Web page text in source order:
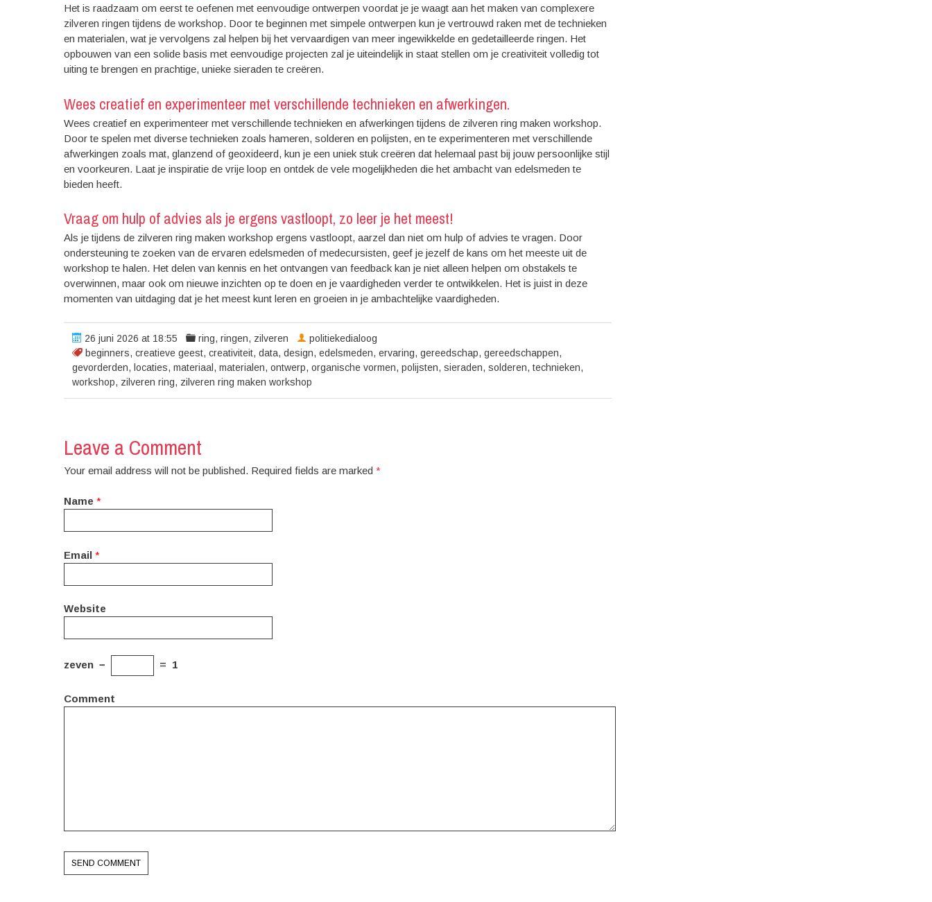
Het is raadzaam om eerst te oefenen met eenvoudige ontwerpen voordat je je waagt aan het maken van complexere
zilveren ringen tijdens de workshop. Door te beginnen met simpele ontwerpen kun je vertrouwd raken met de technieken
en materialen, wat je vervolgens zal helpen bij het vervaardigen van meer ingewikkelde en gedetailleerde ringen. Het
opbouwen van een solide basis met eenvoudige projecten zal je uiteindelijk in staat stellen om je creativiteit volledig tot
uiting te brengen en prachtige, unieke sieraden te creëren.
Wees creatief en experimenteer met verschillende technieken en afwerkingen.
Wees creatief en experimenteer met verschillende technieken en afwerkingen tijdens de zilveren ring maken workshop.
Door te spelen met diverse technieken zoals hameren, solderen en polijsten, en te experimenteren met verschillende
afwerkingen zoals mat, glanzend of geoxideerd, kun je een uniek stuk creëren dat helemaal past bij jouw persoonlijke stijl
en voorkeuren. Laat je inspiratie de vrije loop en ontdek de vele mogelijkheden die het ambacht van edelsmeden te
bieden heeft.
Vraag om hulp of advies als je ergens vastloopt, zo leer je het meest!
Als je tijdens de zilveren ring maken workshop ergens vastloopt, aarzel dan niet om hulp of advies te vragen. Door
ondersteuning te zoeken van de ervaren edelsmeden of medecursisten, geef je jezelf de kans om het meeste uit de
workshop te halen. Het delen van kennis en het ontvangen van feedback kan je niet alleen helpen om obstakels te
overwinnen, maar ook om nieuwe inzichten op te doen en je vaardigheden verder te ontwikkelen. Het is juist in deze
momenten van uitdaging dat je het meest kunt leren en groeien in je ambachtelijke vaardigheden.
26 juni 2026 at 18:55 ring, ringen, zilveren
beginners, creatieve geest, creativiteit, data, design, edelsmeden, ervaring, gereedschap, gereedschappen,
gevorderden, locaties, materiaal, materialen, ontwerp, organische vormen, polijsten, sieraden, solderen, technieken,
workshop, zilveren ring, zilveren ring maken workshop
politiekedialoog
Leave a Comment
Your email address will not be published. Required fields are marked *
Name *
Email *
Website
zeven − = 1
Comment